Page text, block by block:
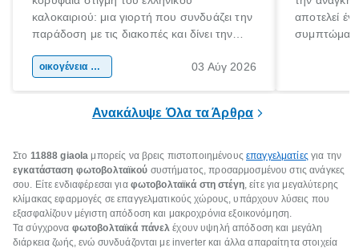
καλοκαιριού: μια γιορτή που συνδυάζει την
παράδοση με τις διακοπές και δίνει την
χώρας. Είτε πρόκειται για λίγες μέρες
οικογένεια & παιδί 03 Αύγ 2026
αποτελεί
Ανακάλυψε Όλα τα Άρθρα
Στο 11888 giaola μπορείς να βρεις πιστοποιημένουςεπαγγελματίες για την
εγκατάσταση φωτοβολταϊκού συστήματος, προσαρμοσμένου στις ανάγκες
σου. Είτε ενδιαφέρεσαι για φωτοβολταϊκά στη στέγη, είτε για μεγαλύτερης
κλίμακας εφαρμογές σε επαγγελματικούς χώρους, υπάρχουν λύσεις που
εξασφαλίζουν μέγιστη απόδοση και μακροχρόνια εξοικονόμηση.
Τα σύγχρονα φωτοβολταϊκά πάνελ έχουν υψηλή απόδοση και μεγάλη
διάρκεια ζωής, ενώ συνδυάζονται με inverter και άλλα απαραίτητα στοιχεία